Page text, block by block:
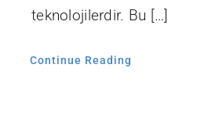
teknolojilerdir. Bu […]
Continue Reading